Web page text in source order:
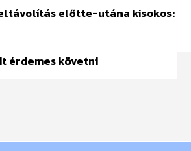
előtte-utána kisokos:
érdemes követni